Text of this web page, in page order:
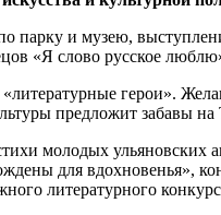
парку и музею,
«Я слово русское
«литературные герои».
предложит забавы
молодых
для вдохновенья»,
литературного